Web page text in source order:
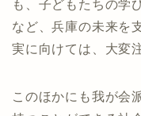
も、子どもたちの学
など、兵庫の未来を
実に向けては、大変
このほかにも我が会